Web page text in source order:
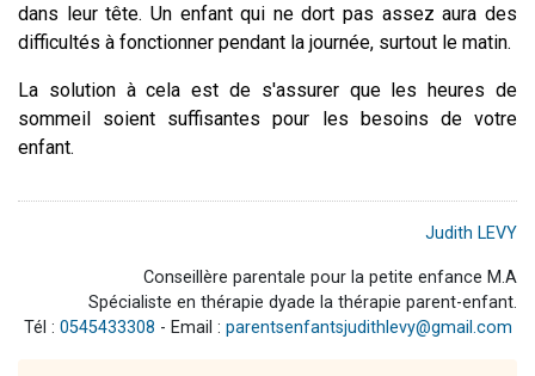
dans leur tête. Un enfant qui ne dort pas assez aura des
difficultés à fonctionner pendant la journée, surtout le matin.
La solution à cela est de s'assurer que les heures de
sommeil soient suffisantes pour les besoins de votre
enfant.
Judith LEVY
Conseillère parentale pour la petite enfance M.A
Spécialiste en thérapie dyade la thérapie parent-enfant.
Tél : 0545433308 - Email : parentsenfantsjudithlevy@gmail.com